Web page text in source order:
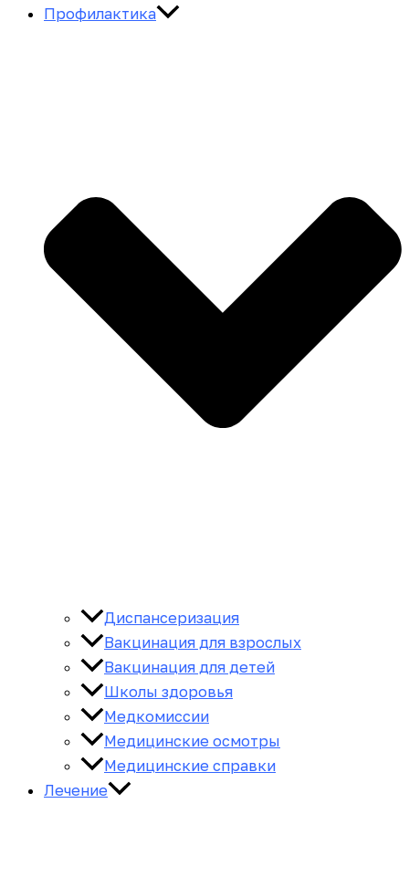
Профилактика
Диспансеризация
Вакцинация для взрослых
Вакцинация для детей
Школы здоровья
Медкомиссии
Медицинские осмотры
Медицинские справки
Лечение